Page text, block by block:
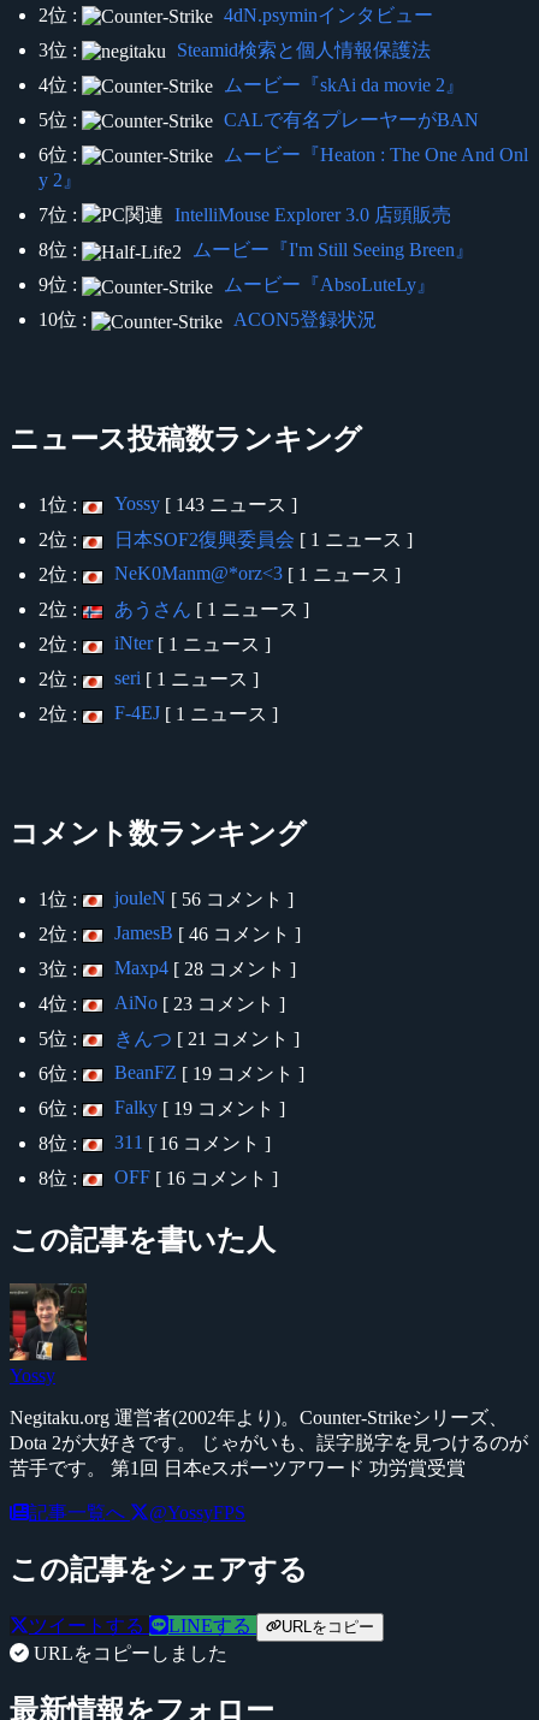
2位 :
4dN.psyminインタビュー
3位 :
Steamid検索と個人情報保護法
4位 :
ムービー『skAi da movie 2』
5位 :
CALで有名プレーヤーがBAN
6位 :
ムービー『Heaton : The One And Onl
y 2』
7位 :
IntelliMouse Explorer 3.0 店頭販売
8位 :
ムービー『I'm Still Seeing Breen』
9位 :
ムービー『AbsoLuteLy』
10位 :
ACON5登録状況
ニュース投稿数ランキング
1位 : Yossy[ 143 ニュース ]
2位 :
日本SOF2復興委員会 [ 1 ニュース ]
2位 :
NeK0Manm@*orz<3[ 1 ニュース ]
2位 :
あうさん [ 1 ニュース ]
2位 :
iNter[ 1 ニュース ]
2位 :
seri[ 1 ニュース ]
2位 :
F-4EJ[ 1 ニュース ]
コメント数ランキング
1位 : jouleN [ 56 コメント ]
2位 :
JamesB [ 46 コメント ]
3位 :
Maxp4[ 28 コメント ]
4位 :
AiNo[ 23 コメント ]
5位 :
きんつ [ 21 コメント ]
6位 :
BeanFZ [ 19 コメント ]
6位 :
Falky[ 19 コメント ]
8位 :
311 [ 16 コメント ]
8位 :
OFF[ 16 コメント ]
この記事を書いた人
Yossy
Negitaku.org 運営者(2002年より)。Counter-Strikeシリーズ、
Dota 2が大好きです。 じゃがいも、誤字脱字を見つけるのが
苦手です。 第1回 日本eスポーツアワード 功労賞受賞
記事一覧へ @YossyFPS
この記事をシェアする
ツイートする LINEする URLをコピー
URLをコピーしました
最新情報をフォロー